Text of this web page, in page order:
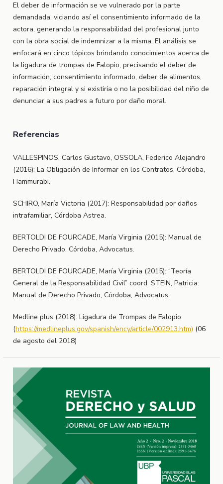
El deber de información se ve vulnerado por la parte
demandada, viciando así el consentimiento informado de la
actora, generando la responsabilidad del profesional junto
con la obra social de indemnizar a la misma. El análisis se
enfocará en cinco tópicos brindando conocimientos acerca de
la ligadura de trompas de Falopio, precisando el deber de
información, consentimiento informado, deber de alimentos,
reparación integral y si existiría o no la posibilidad del niño de
denunciar a sus padres a futuro por daño moral.
Referencias
VALLESPINOS, Carlos Gustavo, OSSOLA, Federico Alejandro
(2016): La Obligación de Informar en los Contratos, Córdoba,
Hammurabi.
SCHIRO, María Victoria (2017): Responsabilidad por daños
intrafamiliar, Córdoba Astrea.
BERTOLDI DE FOURCADE, María Virginia (2015): Manual de
Derecho Privado, Córdoba, Advocatus.
BERTOLDI DE FOURCADE, María Virginia (2015): “Teoría
General de la Responsabilidad Civil” coord. STEIN, Patricia:
Manual de Derecho Privado, Córdoba, Advocatus.
Medline plus (2018): Ligadura de Trompas de Falopio
(https://medlineplus.gov/spanish/ency/article/002913.htm) (06
de agosto del 2018)